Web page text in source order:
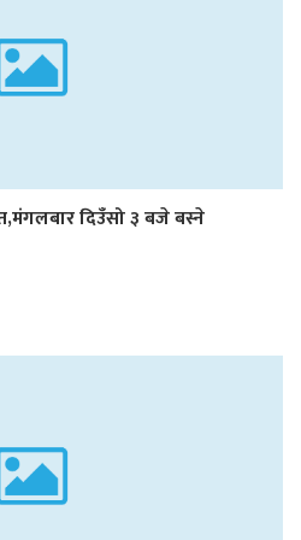
दिउँसो ३ बजे बस्ने